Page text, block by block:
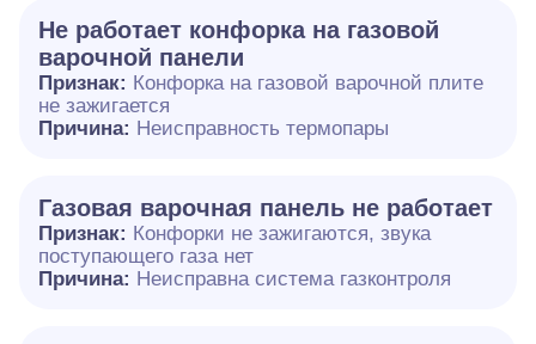
Не работает конфорка на газовой
варочной панели
Признак: Конфорка на газовой варочной плите
не зажигается
Причина: Неисправность термопары
Газовая варочная панель не работает
Признак: Конфорки не зажигаются, звука
поступающего газа нет
Причина: Неисправна система газконтроля